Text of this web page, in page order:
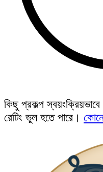
কিছু প্রকল্প
রেটিং ভুল হতে পারে।